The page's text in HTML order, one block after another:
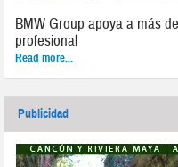
BMW Group apoya a más
profesional
Read more...
Publicidad